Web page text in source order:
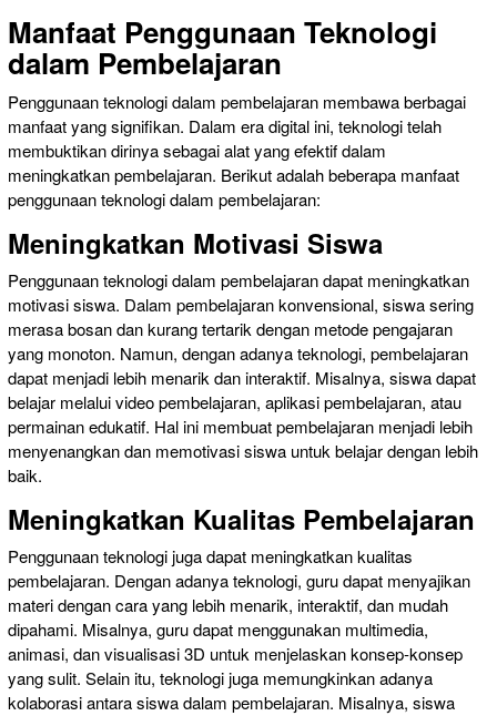
Manfaat Penggunaan Teknologi
dalam Pembelajaran
Penggunaan teknologi dalam pembelajaran membawa berbagai
manfaat yang signifikan. Dalam era digital ini, teknologi telah
membuktikan dirinya sebagai alat yang efektif dalam
meningkatkan pembelajaran. Berikut adalah beberapa manfaat
penggunaan teknologi dalam pembelajaran:
Meningkatkan Motivasi Siswa
Penggunaan teknologi dalam pembelajaran dapat meningkatkan
motivasi siswa. Dalam pembelajaran konvensional, siswa sering
merasa bosan dan kurang tertarik dengan metode pengajaran
yang monoton. Namun, dengan adanya teknologi, pembelajaran
dapat menjadi lebih menarik dan interaktif. Misalnya, siswa dapat
belajar melalui video pembelajaran, aplikasi pembelajaran, atau
permainan edukatif. Hal ini membuat pembelajaran menjadi lebih
menyenangkan dan memotivasi siswa untuk belajar dengan lebih
baik.
Meningkatkan Kualitas Pembelajaran
Penggunaan teknologi juga dapat meningkatkan kualitas
pembelajaran. Dengan adanya teknologi, guru dapat menyajikan
materi dengan cara yang lebih menarik, interaktif, dan mudah
dipahami. Misalnya, guru dapat menggunakan multimedia,
animasi, dan visualisasi 3D untuk menjelaskan konsep-konsep
yang sulit. Selain itu, teknologi juga memungkinkan adanya
kolaborasi antara siswa dalam pembelajaran. Misalnya, siswa